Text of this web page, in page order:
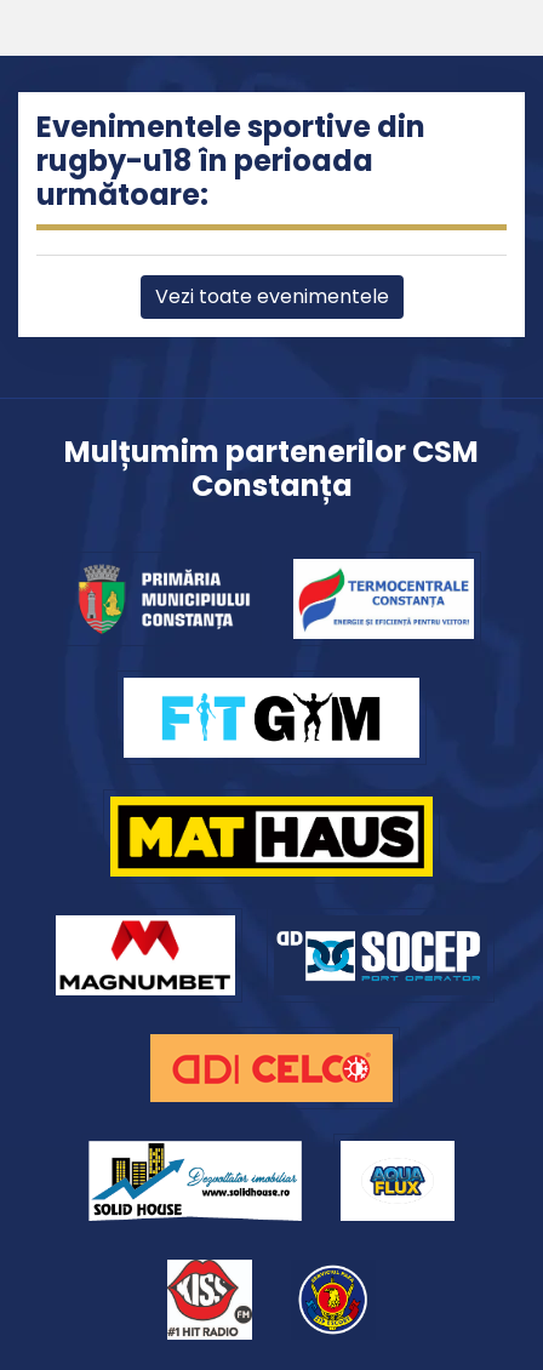
Evenimentele sportive din
rugby-u18 în perioada
următoare:
Vezi toate evenimentele
Mulțumim partenerilor CSM
Constanța